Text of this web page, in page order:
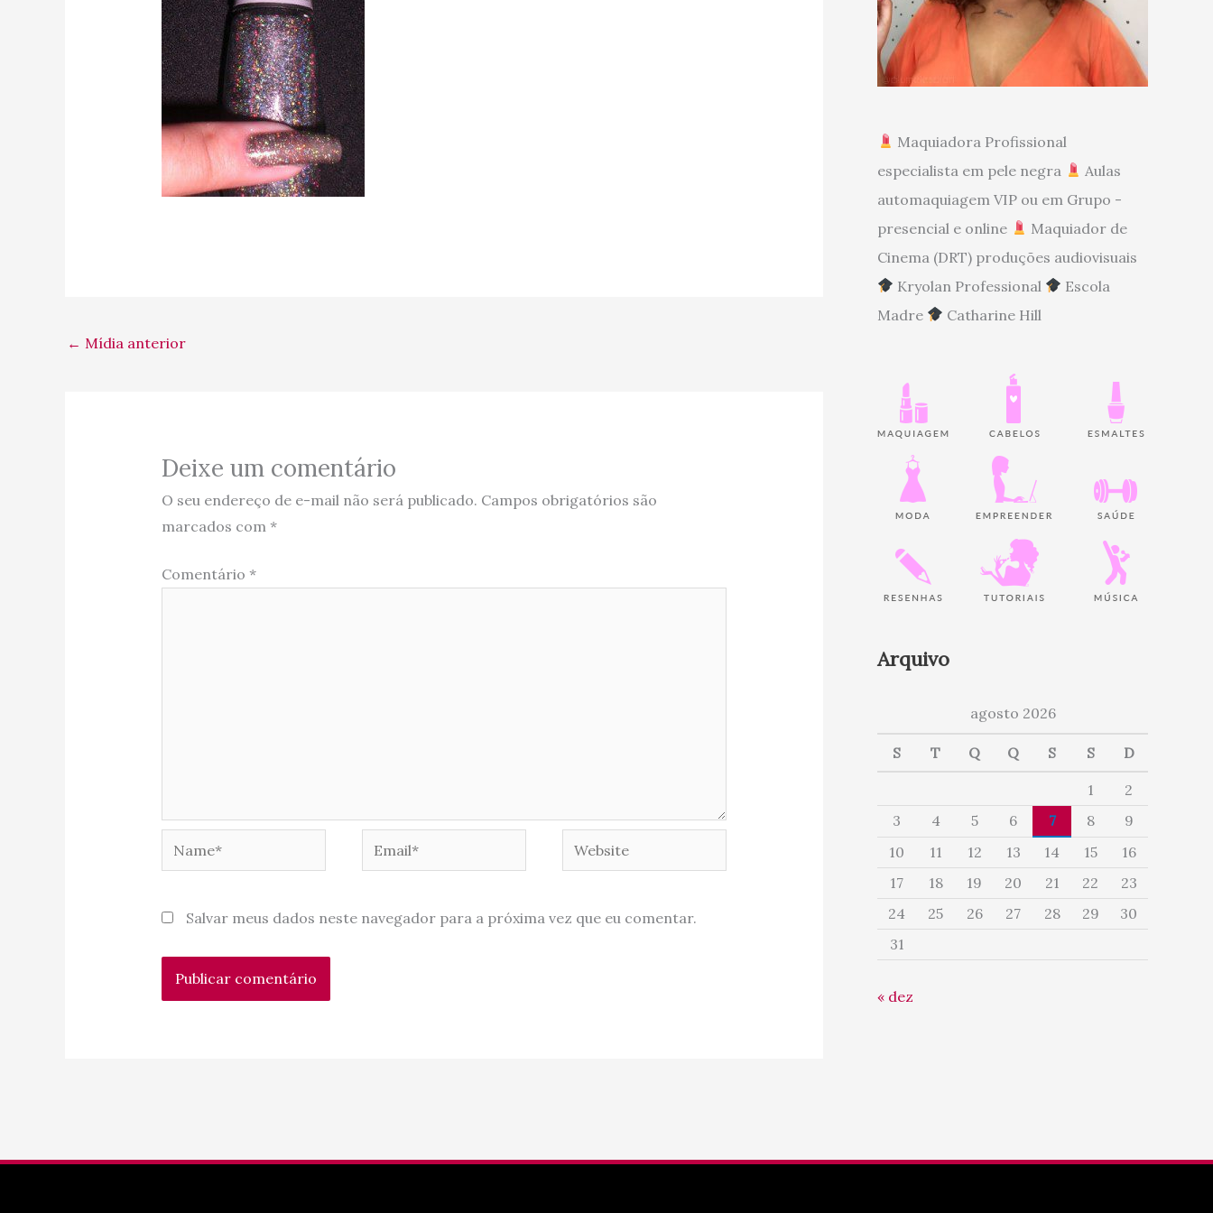
← Mídia anterior
Deixe um comentário
O seu endereço de e-mail não será publicado. Campos obrigatórios são
marcados com *
Comentário *
Website
Salvar meus dados neste navegador para a próxima vez que eu comentar.
Maquiadora Profissional
especialista em pele negra
Aulas
automaquiagem VIP ou em Grupo -
presencial e online
Maquiador de
Cinema (DRT) produções audiovisuais
Kryolan Professional
Escola
Madre
Catharine Hill
Arquivo
agosto 2026
S T Q Q S S D
1
2
3
4 5 6 7 8
9
10
11 12 13 14 15
16
17
18 19 20 21 22
23
24
25 26 27 28 29
30
31
« dez